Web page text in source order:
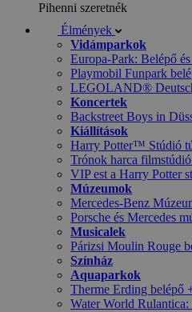
Pihenni szeretnék
Élmények
Vidámparkok
Europa-Park: Belépő
Playmobil Funpark
LEGOLAND®
Koncertek
Backstreet Boys in
Kiállítások
Harry Potter™ Stúdió
Trónok harca
VIP est a Harry Potter
Múzeumok
Mercedes-Benz
Porsche és Mercedes
Musicalek
Párizsi Moulin Rouge
Színház
Aquaparkok
Therme Erding belépő
Water World Rulantica: